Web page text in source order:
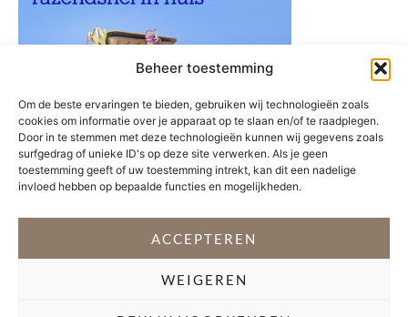
Beheer toestemming
Om de beste ervaringen te bieden, gebruiken wij technologieën zoals
cookies om informatie over je apparaat op te slaan en/of te raadplegen.
Door in te stemmen met deze technologieën kunnen wij gegevens zoals
surfgedrag of unieke ID's op deze site verwerken. Als je geen
toestemming geeft of uw toestemming intrekt, kan dit een nadelige
invloed hebben op bepaalde functies en mogelijkheden.
ACCEPTEREN
WEIGEREN